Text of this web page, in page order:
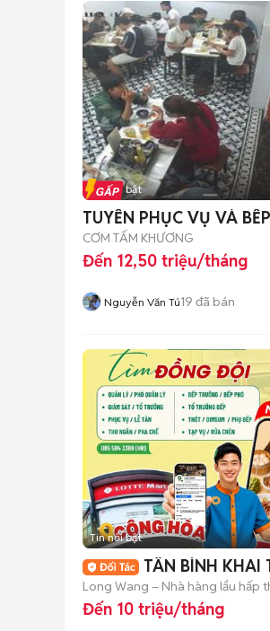
Tin nổi bật
TUYỂN PHỤC VỤ VÀ
CƠM TẤM KHƯƠNG
Đến 12,50 triệu/tháng
Nguyễn Văn Tú19 đã bán
Tin nổi bật
TÂN BÌNH KHAI
Long Wang – Nhà hàng lẩu hấp
Đến 10 triệu/tháng